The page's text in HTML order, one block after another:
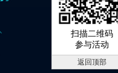
扫描二维码
参与活动
返回顶部